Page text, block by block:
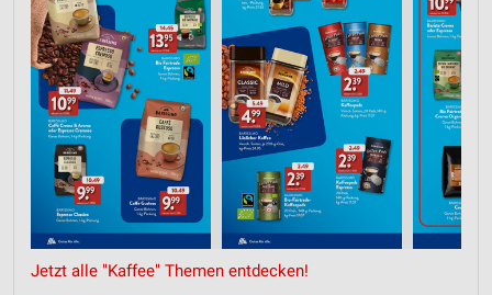
Jetzt alle "Kaffee" Themen entdecken!